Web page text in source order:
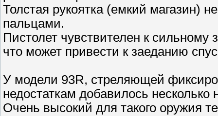
Толстая рукоятка (емкий магазин)
пальцами.
Пистолет чувствителен к сильному
что может привести к заеданию
У модели 93R, стреляющей
недостаткам добавилось несколько
Очень высокий для такого оружия